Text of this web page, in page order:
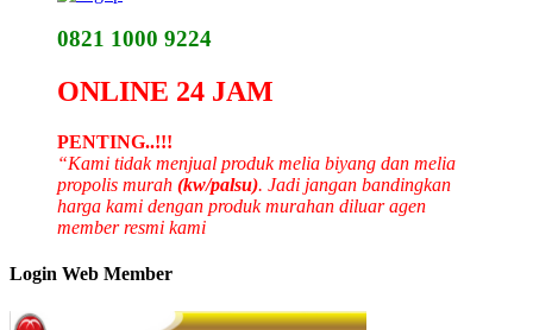
0821 1000 9224
ONLINE 24 JAM
PENTING..!!!
“Kami tidak menjual produk melia biyang dan melia
propolis murah (kw/palsu). Jadi jangan bandingkan
harga kami dengan produk murahan diluar agen
member resmi kami
Login Web Member